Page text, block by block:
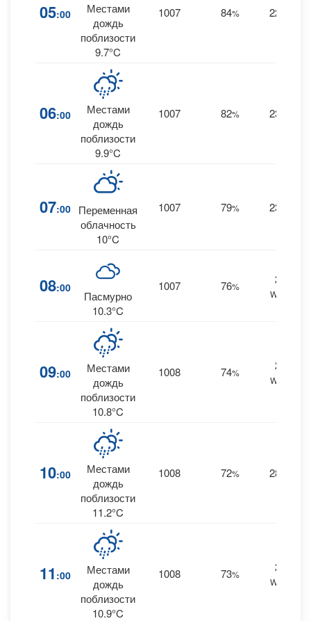
05:00
Местами
дождь
поблизости
9.7°C
1007 84% 22
06:00
Местами
дождь
поблизости
9.9°C
1007 82% 23
07:00
Переменная
облачность
10°C
1007 79% 23
08:00
Пасмурно
10.3°C
1007 76%
25
WSW
09:00
Местами
дождь
поблизости
10.8°C
1008 74%
27
WSW
10:00
Местами
дождь
поблизости
11.2°C
1008 72% 28
11 :00
Местами
дождь
поблизости
10.9°C
1008 73%
27
WSW